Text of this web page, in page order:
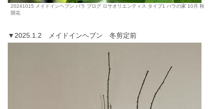
20241015 メイドインヘブン バラ ブログ ロサオリエンティス タイプ1 バラの家 10月 秋
開花
▼2025.1.2 メイドインヘブン 冬剪定前